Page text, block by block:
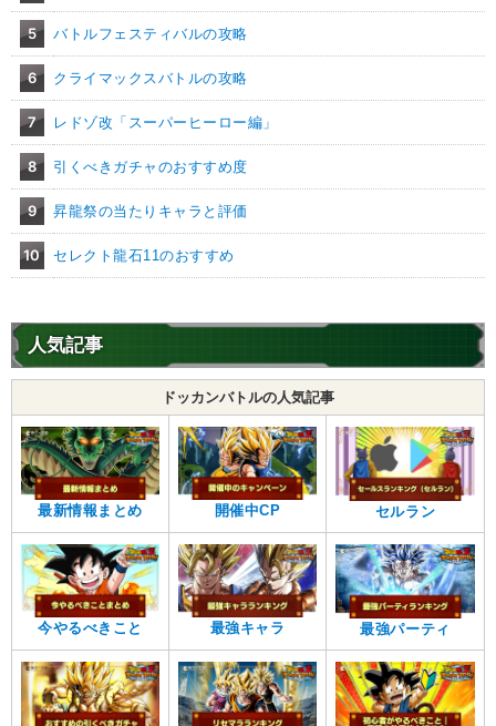
5 バトルフェスティバルの攻略
6 クライマックスバトルの攻略
7 レドゾ改「スーパーヒーロー編」
8 引くべきガチャのおすすめ度
9 昇龍祭の当たりキャラと評価
10 セレクト龍石11のおすすめ
人気記事
ドッカンバトルの人気記事
最新情報まとめ 開催中CP セルラン
今やるべきこと 最強キャラ 最強パーティ